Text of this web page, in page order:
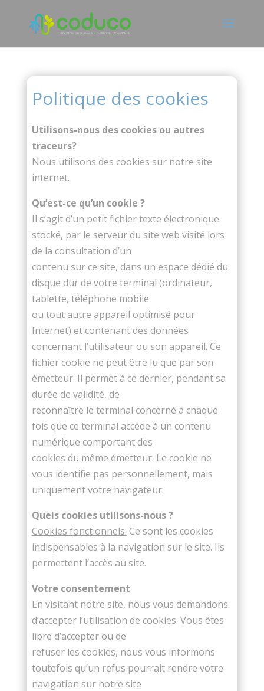
Politique des cookies
Utilisons-nous des cookies ou autres
traceurs?
Nous utilisons des cookies sur notre site
internet.
Qu’est-ce qu’un cookie ?
Il s’agit d’un petit fichier texte électronique
stocké, par le serveur du site web visité lors
de la consultation d’un
contenu sur ce site, dans un espace dédié du
disque dur de votre terminal (ordinateur,
tablette, téléphone mobile
ou tout autre appareil optimisé pour
Internet) et contenant des données
concernant l’utilisateur ou son appareil. Ce
fichier cookie ne peut être lu que par son
émetteur. Il permet à ce dernier, pendant sa
durée de validité, de
reconnaître le terminal concerné à chaque
fois que ce terminal accède à un contenu
numérique comportant des
cookies du même émetteur. Le cookie ne
vous identifie pas personnellement, mais
uniquement votre navigateur.
Quels cookies utilisons-nous ?
Cookies fonctionnels: Ce sont les cookies
indispensables à la navigation sur le site. Ils
permettent l’accès au site.
Votre consentement
En visitant notre site, nous vous demandons
d’accepter l’utilisation de cookies. Vous êtes
libre d’accepter ou de
refuser les cookies, nous vous informons
toutefois qu’un refus pourrait rendre votre
navigation sur notre site